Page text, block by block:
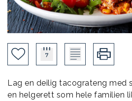
Lag en deilig tacograteng med
en helgerett som hele familien